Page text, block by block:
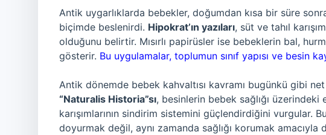
Antik uygarlıklarda bebekler, doğumdan kısa bir süre
biçimde beslenirdi. Hipokrat’ın yazıları, süt ve tahıl
olduğunu belirtir. Mısırlı papirüsler ise bebeklerin bal,
gösterir. Bu uygulamalar, toplumun sınıf yapısı ve besin
Antik dönemde bebek kahvaltısı kavramı bugünkü gibi
“Naturalis Historia”sı, besinlerin bebek sağlığı üzerindeki
karışımlarının sindirim sistemini güçlendirdiğini vurgular.
doyurmak değil, aynı zamanda sağlığı korumak amacıyla